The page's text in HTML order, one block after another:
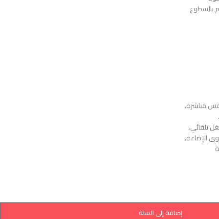
بالسطوع
مباشرة.
تلقائي.
الإضاءة.
إضافة إلى السلة